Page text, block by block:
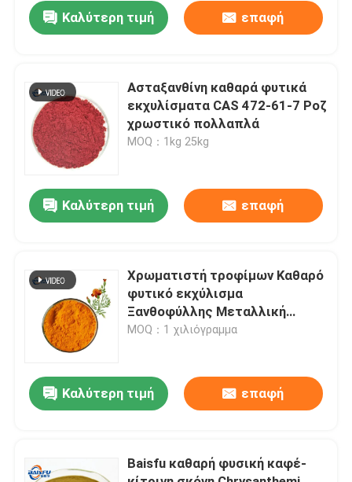
Σπίτι
Βίντεο
Σχετικά με εμάς
Επισκεψή εργοστασίου
Έλεγχος ποιότητας
Επικοινωνήστε μαζί μας
Γεύματα ουσιών τροφίμων
Καλύτερη τιμή επαφή
Ασταξανθίνη καθαρά φυτικά
εκχυλίσματα CAS 472-61-7 Ροζ
χρωστικό πολλαπλά
MOQ：1kg 25kg
Καλύτερη τιμή επαφή
Χρωματιστή τροφίμων Καθαρό
φυτικό εκχύλισμα
Ξανθοφύλλης Μεταλλική
κρυσταλλική σκόνη
MOQ：1 χιλιόγραμμα
Καλύτερη τιμή επαφή
Baisfu καθαρή φυσική καφέ-